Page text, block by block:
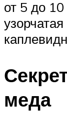
от 5 до
меда